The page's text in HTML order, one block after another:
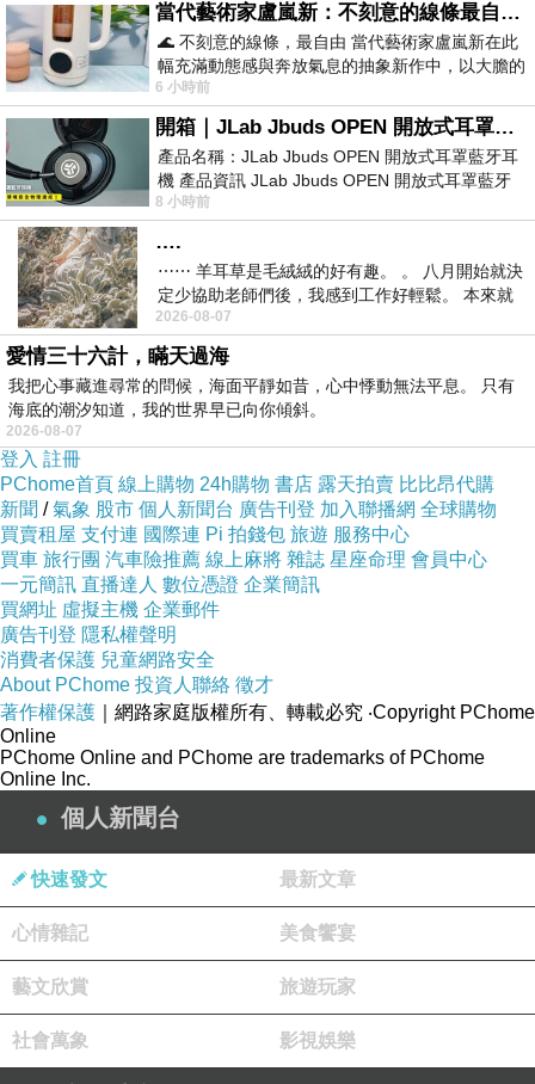
只要擁有它，就能獲得，整個城市，網路的絕對控
制權，甚至能讓人， 成為如同神明一般的存在。
對方列出的代碼，已經超越了，人類社會財富
的定義。
莫言坐在黑暗中，看著那個數字，整整思考了
一夜。
第三天——
莫言默默地，按下了「取消追蹤」的按鈕，將
那起嚴重的基因案，歸檔封存，不再過問。
後來——
莫言最信任的助理，百思不得其解，在私底
下，悄悄問他道‥
「主管！我們明明，已經鎖定黑客的尾巴了，為什
麼，突然放棄？
您的原則，到哪裡去了？」
莫言自嘲地，笑了笑，看著窗外，繁華的科技
大城市，淡淡地說‥
「當籌碼，多到十億兆赫茲的時候，
那股力量，連中央主機的底層邏輯，都能修改，
更何況‥是我們這個，血肉之軀的人類呢？
既然，這股力量，連核心規則，都能買通，
那在這個世界上，還有什麼，是他們辦不到的？
如果我繼續，執迷不悟，對方的下一步，就不是
收買我，
而是動用這個權限，把我從這個世界上『格式
化』（物理性抹除）。
我停止查辦，不是因為貪婪，而是為了‥
保住大家，還有我這條，微不足道的性命啊！」
助理聽完，也跟著默然無語了。
在這個「數據通神」的未來世界裡，原來早就
沒有了‥絕對的公正。
※寓意
故事在於描述‥原本堅持原則的人，在面對巨
當代藝術家盧嵐新：不刻意的線條最自由，讓色彩流動、筆觸自己說話
🌊 不刻意的線條，最自由 當代藝術家盧嵐新在此
幅充滿動態感與奔放氣息的抽象新作中，以大膽的
藍色顏料在白色畫布上揮灑、壓印與流淌
6 小時前
開箱｜JLab Jbuds OPEN 開放式耳罩藍牙耳機 - 設計美學，輕巧、透氣、環境音全物理達成！
產品名稱：JLab Jbuds OPEN 開放式耳罩藍牙耳
機 產品資訊 JLab Jbuds OPEN 開放式耳罩藍牙
耳機評語：非常有特色，值得喜愛美型工
8 小時前
….
⋯⋯ 羊耳草是毛絨絨的好有趣。 。 八月開始就決
定少協助老師們後，我感到工作好輕鬆。 本來就
不是我的工作啊。 真
2026-08-07
愛情三十六計，瞞天過海
我把心事藏進尋常的問候，海面平靜如昔，心中悸動無法平息。 只有
海底的潮汐知道，我的世界早已向你傾斜。
2026-08-07
登入 註冊
PChome首頁 線上購物 24h購物 書店 露天拍賣 比比昂代購
新聞 /氣象 股市 個人新聞台 廣告刊登 加入聯播網 全球購物
買賣租屋 支付連 國際連 Pi 拍錢包 旅遊 服務中心
買車 旅行團 汽車險推薦 線上麻將 雜誌 星座命理 會員中心
一元簡訊 直播達人 數位憑證 企業簡訊
買網址 虛擬主機 企業郵件
廣告刊登 隱私權聲明
消費者保護 兒童網路安全
About PChome 投資人聯絡 徵才
著作權保護 ｜網路家庭版權所有、轉載必究 ‧Copyright PChome
Online
PChome Online and PChome are trademarks of PChome
Online Inc.
個人新聞台
快速發文 最新文章
心情雜記 美食饗宴
藝文欣賞 旅遊玩家
社會萬象 影視娛樂